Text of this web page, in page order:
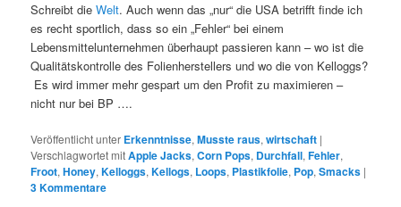
Schreibt dieWelt. Auch wenn das „nur“ die USA betrifft finde ich
es recht sportlich, dass so ein „Fehler“ bei einem
Lebensmittelunternehmen überhaupt passieren kann – wo ist die
Qualitätskontrolle des Folienherstellers und wo die von Kelloggs?
Es wird immer mehr gespart um den Profit zu maximieren –
nicht nur bei BP ….
Veröffentlicht unter Erkenntnisse,Musste raus,wirtschaft |
Verschlagwortet mitApple Jacks,Corn Pops, Durchfall,Fehler,
Froot,Honey,Kelloggs,Kellogs, Loops, Plastikfolie, Pop,Smacks |
3Kommentare